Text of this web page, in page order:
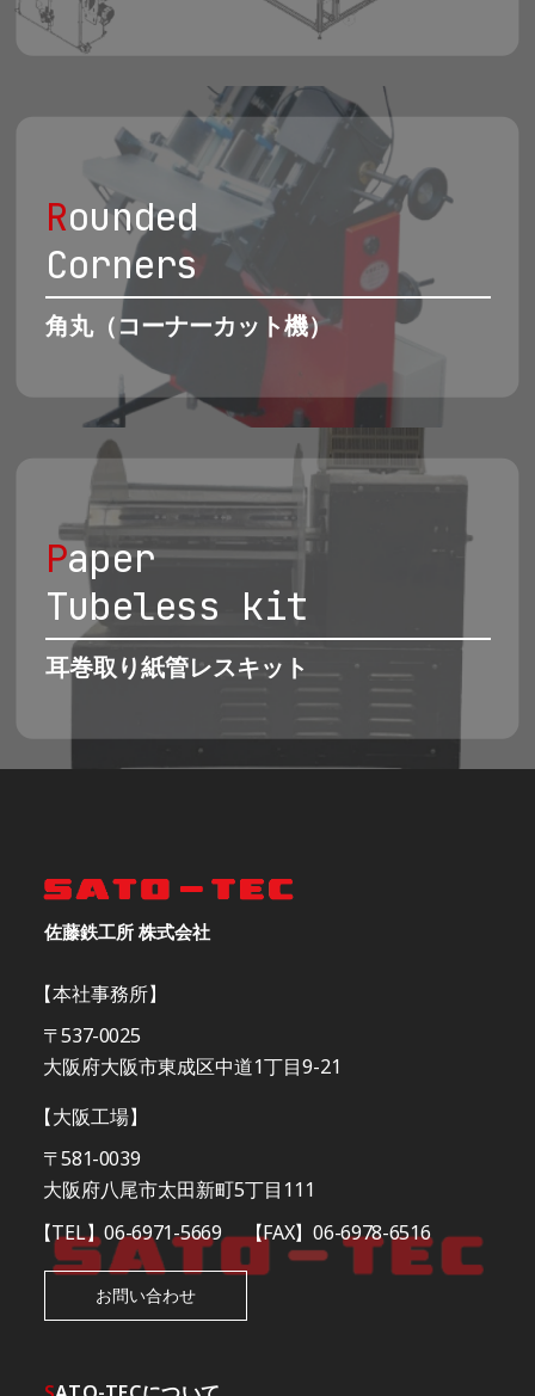
Rounded
Corners
角丸（コーナーカット機）
Paper
Tubeless kit
耳巻取り紙管レスキット
佐藤鉄工所 株式会社
【本社事務所】
〒537-0025
大阪府大阪市東成区中道1丁目9-21
【大阪工場】
〒581-0039
大阪府八尾市太田新町5丁目111
【TEL】06-6971-5669
【FAX】06-6978-6516
お問い合わせ